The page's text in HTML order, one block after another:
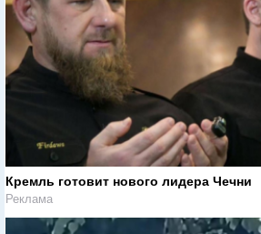
Кремль готовит нового лидера Чечни
Реклама